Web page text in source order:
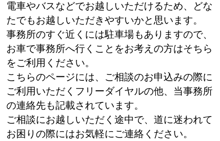
電車やバスなどでお越しいただけるため、どな
たでもお越しいただきやすいかと思います。
事務所のすぐ近くには駐車場もありますので、
お車で事務所へ行くことをお考えの方はそちら
をご利用ください。
こちらのページには、ご相談のお申込みの際に
ご利用いただくフリーダイヤルの他、当事務所
の連絡先も記載されています。
ご相談にお越しいただく途中で、道に迷われて
お困りの際にはお気軽にご連絡ください。